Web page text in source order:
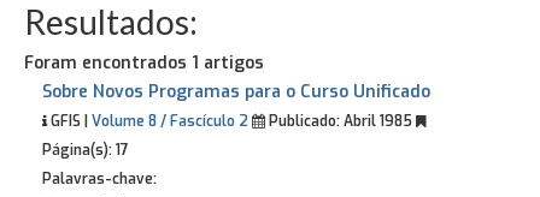
Resultados:
Foram encontrados 1 artigos
Sobre Novos Programas para o Curso Unificado
GFIS | Volume 8 / Fascículo 2 Publicado:Abril 1985
Página(s):17
Palavras-chave: